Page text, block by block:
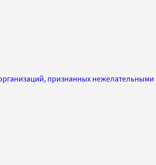
признанных нежелательными